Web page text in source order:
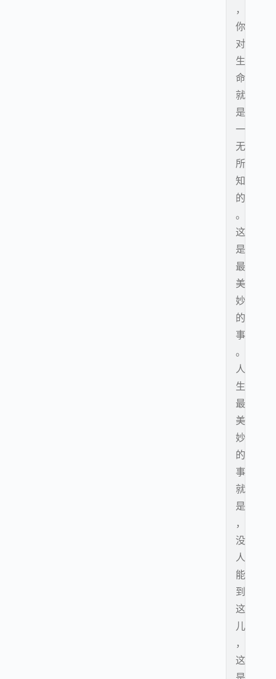
，
你
对
生
命
就
是
一
无
所
知
的
。
这
是
最
美
妙
的
事
。
人
生
最
美
妙
的
事
就
是
，
没
人
能
到
这
儿
，
这